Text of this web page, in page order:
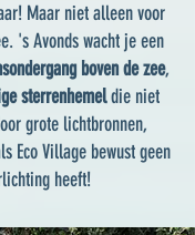
Maar niet alleen voor
's Avonds wacht je een
boven de zee,
sterrenhemeldie niet
grote lichtbronnen,
Eco Village bewust geen
heeft!